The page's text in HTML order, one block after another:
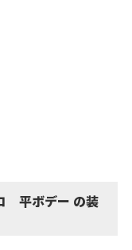
平ボデー の装